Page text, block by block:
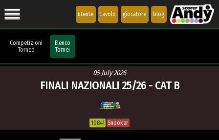
utente tavolo giocatore blog
Competizioni
Torneo
Elenco
Tornei
05 July 2026
FINALI NAZIONALI 25/26 - CAT B
10841 Snooker